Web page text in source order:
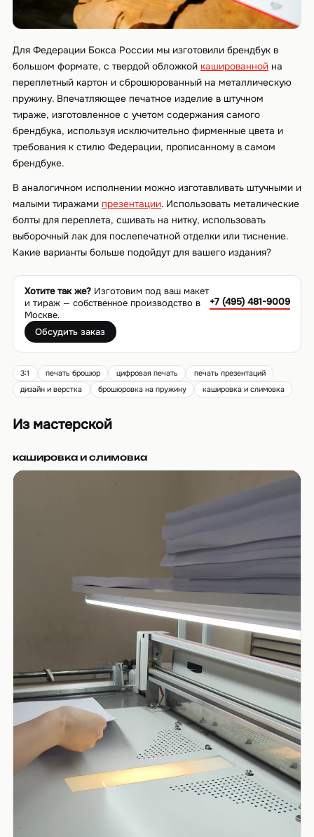
Для Федерации Бокса России мы изготовили брендбук в
большом формате, с твердой обложкой кашированнойна
переплетный картон и сброшюрованный на металлическую
пружину. Впечатляющее печатное изделие в штучном
тираже, изготовленное с учетом содержания самого
брендбука, используя исключительно фирменные цвета и
требования к стилю Федерации, прописанному в самом
брендбуке.
В аналогичном исполнении можно изготавливать штучными и
малыми тиражами презентации. Использовать металические
болты для переплета, сшивать на нитку, использовать
выборочный лак для послепечатной отделки или тиснение.
Какие варианты больше подойдут для вашего издания?
Хотите так же?Изготовим под ваш макет
и тираж — собственное производство в
Москве.
+7 (495) 481-9009
Обсудить заказ
3:1 печать брошюр цифровая печать
печать презентаций
дизайн и верстка
брошюровка на пружину кашировка и слимовка
Из мастерской
кашировка и слимовка